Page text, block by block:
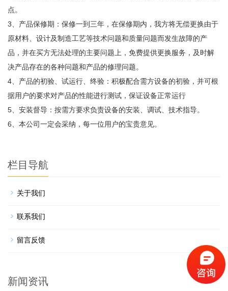
点。
3、产品保修期：保修一到三年，在保修期内，我方将无偿更换由于
原材料、设计及制造工艺等技术问题和质量问题而发生故障的产
品，并在买方无法处理的主要问题上，免费提供更换服务，及时解
决产品存在的各种问题和产品的修理问题。
4、产品的初验、试运行、终验：积极配合需方设备的初验，并可根
据用户的要求对产品的性能进行测试，保证设备正常运行
5、安装督导：按需方要求负责设备的安装、调试、技术指导。
6、 本公司一定会采纳，每一位用户的宝贵意见。
栏目导航
关于我们
联系我们
留言反馈
新闻资讯